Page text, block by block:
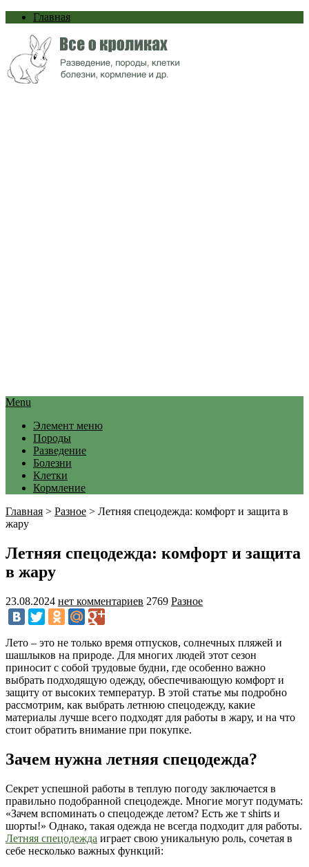
Главная
Menu
Элемент меню
Породы
Разведение
Болезни
Клетки
Кормление
Главная > Разное > Летняя спецодежда: комфорт и защита в
жару
Летняя спецодежда: комфорт и защита
в жару
23.08.2024 нет комментариев 2769 Разное
Лето – это не только время отпусков, солнечных пляжей и
шашлыков на природе. Для многих людей этот сезон
приносит с собой трудовые будни, где особенно важно
выбрать подходящую одежду, обеспечивающую комфорт и
защиту от высоких температур. В этой статье мы подробно
рассмотрим, как выбрать летнюю спецодежду, какие
материалы лучше всего подходят для работы в жару, и на что
стоит обратить внимание при покупке.
Зачем нужна летняя спецодежда?
Секрет успешной работы в теплую погоду заключается в
правильно подобранной спецодежде. Многие могут подумать:
«Зачем вспоминать о спецодежде летом? Есть же т shirts и
шорты!» Однако, такая одежда не всегда подходит для работы.
Летняя спецодежда играет свою уникальную роль, сочетая в
себе несколько важных функций: